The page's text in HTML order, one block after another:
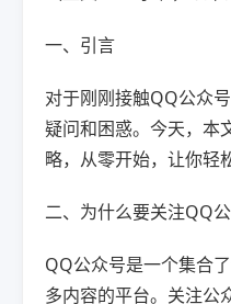
一、引言
对于刚刚接触QQ公众
疑问和困惑。今天，本
略，从零开始，让你轻
二、为什么要关注QQ公
QQ公众号是一个集合
多内容的平台。关注公